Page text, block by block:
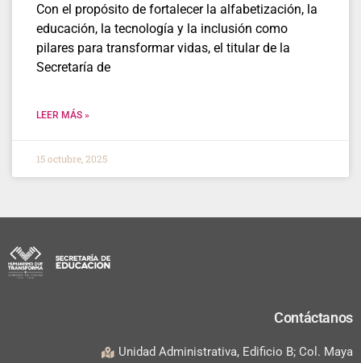
Con el propósito de fortalecer la alfabetización, la
educación, la tecnología y la inclusión como
pilares para transformar vidas, el titular de la
Secretaría de
LEER MÁS »
15 octubre, 2025
Contáctanos
Unidad Administrativa, Edificio B; Col. Maya